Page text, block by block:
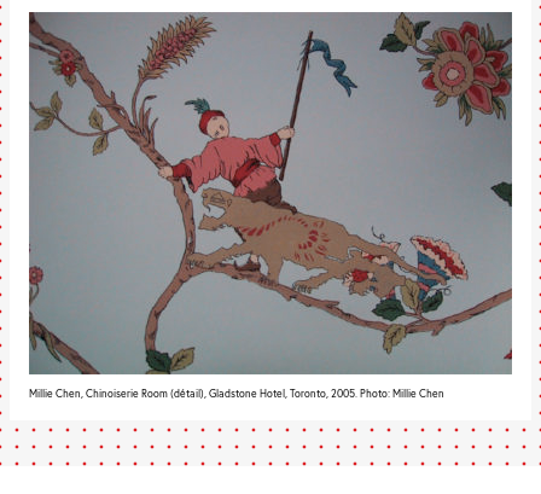
Millie Chen, Chinoiserie Room (détail), Gladstone Hotel, Toronto, 2005. Photo: Millie Chen